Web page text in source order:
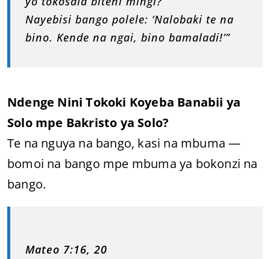
Nayebisi bango polele: ‘Nalobaki te na
bino. Kende na ngai, bino bamaladi!’”
Ndenge Nini Tokoki Koyeba Banabii ya
Solo mpe Bakristo ya Solo?
Te na nguya na bango, kasi na mbuma —
bomoi na bango mpe mbuma ya bokonzi na
bango.
Mateo 7:16, 20